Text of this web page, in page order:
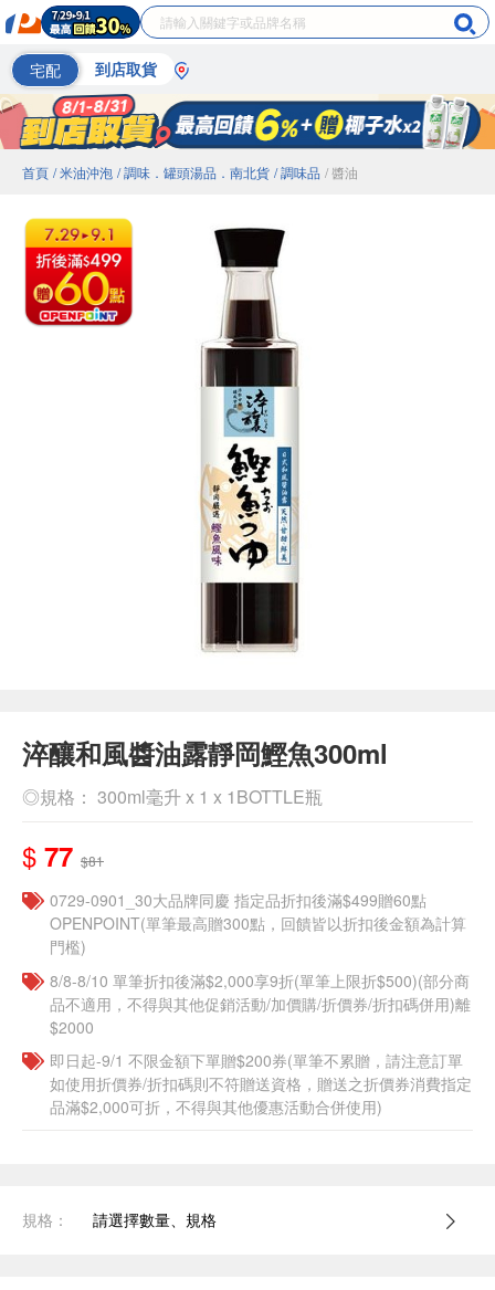
宅配 到店取貨
首頁 / 米油沖泡 / 調味．罐頭湯品．南北貨 / 調味品 / 醬油
淬釀和風醬油露靜岡鰹魚300ml
◎規格： 300ml毫升 x 1 x 1BOTTLE瓶
$ 77 $81
0729-0901_30大品牌同慶 指定品折扣後滿$499贈60點
OPENPOINT(單筆最高贈300點，回饋皆以折扣後金額為計算
門檻)
8/8-8/10 單筆折扣後滿$2,000享9折(單筆上限折$500)(部分商
品不適用，不得與其他促銷活動/加價購/折價券/折扣碼併用)離
$2000
即日起-9/1 不限金額下單贈$200券(單筆不累贈，請注意訂單
如使用折價券/折扣碼則不符贈送資格，贈送之折價券消費指定
品滿$2,000可折，不得與其他優惠活動合併使用)
規格： 請選擇數量、規格